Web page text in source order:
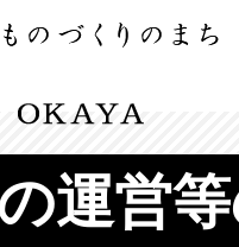
運営